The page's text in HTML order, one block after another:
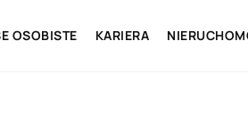
OSOBISTE KARIERA